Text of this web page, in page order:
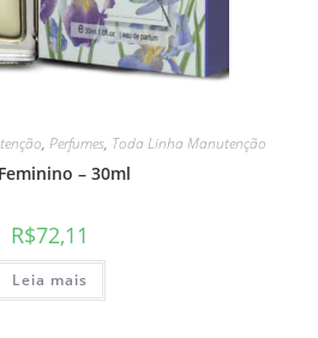
, Perfumes, Toda Linha Manutenção
– 30ml
R$72,11
Leia mais